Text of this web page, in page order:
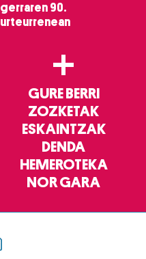
gerraren 90.
urteurrenean
+
GURE BERRI
ZOZKETAK
ESKAINTZAK
DENDA
HEMEROTEKA
NOR GARA